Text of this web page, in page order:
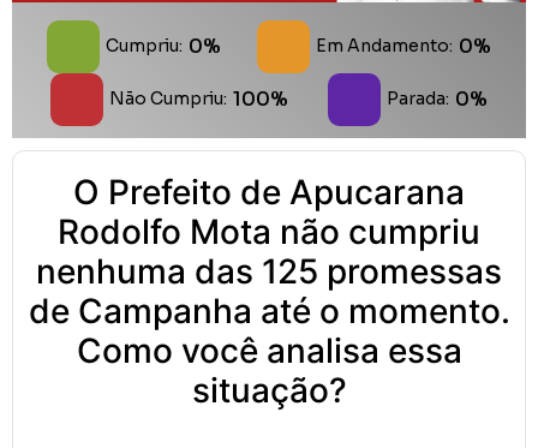
Cumpriu: 0% Em Andamento: 0%
Não Cumpriu: 100% Parada: 0%
O Prefeito de Apucarana
Rodolfo Mota não cumpriu
nenhuma das 125 promessas
de Campanha até o momento.
Como você analisa essa
situação?